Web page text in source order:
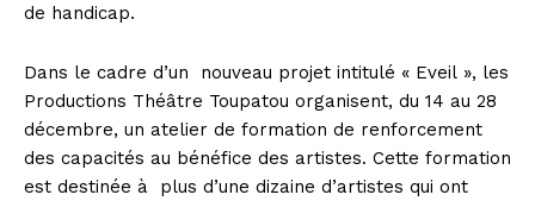
de handicap.
Dans le cadre d’un nouveau projet intitulé « Eveil », les
Productions Théâtre Toupatou organisent, du 14 au 28
décembre, un atelier de formation de renforcement
des capacités au bénéfice des artistes. Cette formation
est destinée à plus d’une dizaine d’artistes qui ont